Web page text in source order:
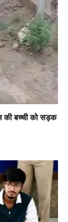
की बच्ची को सड़क